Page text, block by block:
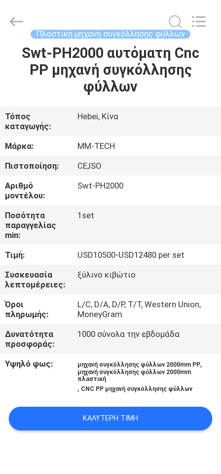
ΣΠΊΤΙ
ΣΧΕΤΙΚΆ
ΜΕ
ΕΜΆΣ
ΕΠΙΣΚΈΨΕΙΣ
ΣΤΟ
ΕΡΓΟΣΤΆΣΙΟ
ΈΛΕΓΧΟΣ
ΠΟΙΌΤΗΤΑΣ
ΕΠΙΚΟΙΝΩΝΉΣΤΕ
ΜΑΖΊ
ΜΑΣ
ΜΠΛΟΓΚ
ΠΡΟΣΦΟΡΆ
Mingmai
Technology
Πλαστική μηχανή συγκόλλησης φύλλων
Swt-PH2000 αυτόματη Cnc
PP μηχανή συγκόλλησης
φύλλων
Τόπος
καταγωγής:
Hebei, Κίνα
Μάρκα:
MM-TECH
Πιστοποίηση:
CE,ISO
Αριθμό
μοντέλου:
Swt-PH2000
Ποσότητα
παραγγελίας
min:
1set
Τιμή:
USD10500-USD12480 per set
Συσκευασία
λεπτομέρειες:
ξύλινο κιβώτιο
Όροι
πληρωμής:
L/C, D/A, D/P, T/T, Western Union,
MoneyGram
Δυνατότητα
προσφοράς:
1000 σύνολα την εβδομάδα
Υψηλό φως: μηχανή συγκόλλησης φύλλων 2000mm PP,
μηχανή συγκόλλησης φύλλων 2000mm
πλαστική
, CNC PP μηχανή συγκόλλησης φύλλων
ΚΑΛΎΤΕΡΗ ΤΙΜΉ